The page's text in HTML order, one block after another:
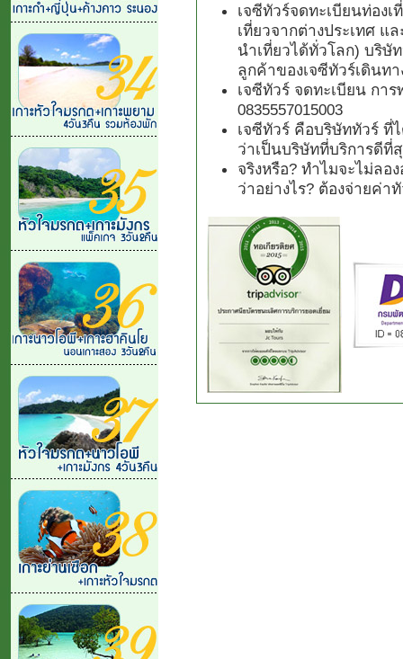
เจซีทัวร์จดทะเบียนท่องเ
เที่ยวจากต่างประเทศ แ
นำเที่ยวได้ทั่วโลก) บริษั
ลูกค้าของเจซีทัวร์เดินทา
เจซีทัวร์ จดทะเบียน กา
0835557015003
เจซีทัวร์ คือบริษัททัวร์ ที่
ว่าเป็นบริษัทที่บริการดีที่
จริงหรือ? ทำไมจะไม่ลอ
ว่าอย่างไร? ต้องจ่ายค่